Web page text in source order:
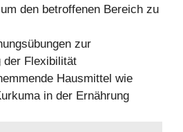
den betroffenen Bereich zu
zur
der Flexibilität
Hausmittel wie
in der Ernährung